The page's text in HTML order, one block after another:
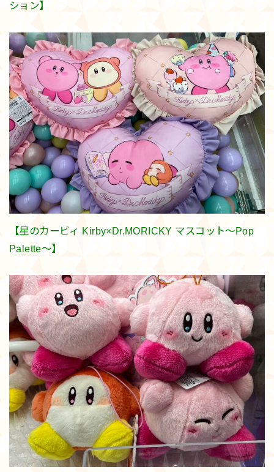
ション】
【星のカービィ Kirby×Dr.MORICKY マスコット～Pop
Palette～】